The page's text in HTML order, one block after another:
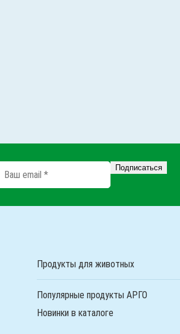
Продукты для животных
Популярные продукты АРГО
Новинки в каталоге